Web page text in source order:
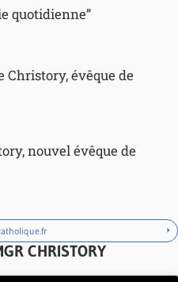
quotidienne”
évêque de
nouvel évêque de
CHRISTORY